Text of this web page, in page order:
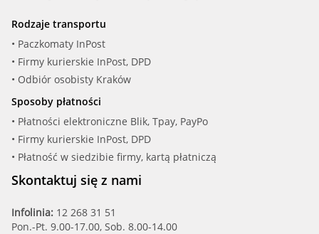
Rodzaje transportu
• Paczkomaty InPost
• Firmy kurierskie InPost, DPD
• Odbiór osobisty Kraków
Sposoby płatności
• Płatności elektroniczne Blik, Tpay, PayPo
• Firmy kurierskie InPost, DPD
• Płatność w siedzibie firmy, kartą płatniczą
Skontaktuj się z nami
Infolinia: 12 268 31 51
Pon.-Pt. 9.00-17.00, Sob. 8.00-14.00